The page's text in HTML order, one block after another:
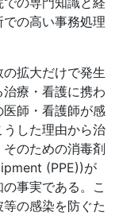
の高い事務処理
拡大だけで発生
療・看護に携わ
師・看護師が感
した理由から治
のための消毒剤
(PPE))が
事実である。こ
の感染を防ぐた